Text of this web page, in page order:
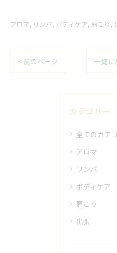
アロマ リンパ ボディケア 肩こり
< 前のページ 一覧に
カテゴリー
全てのカテ
アロマ
リンパ
ボディケア
肩こり
出張